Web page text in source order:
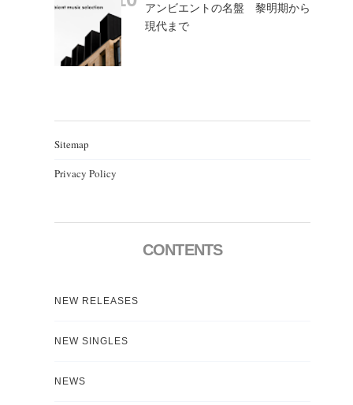
アンビエントの名盤 黎明期から
現代まで
Sitemap
Privacy Policy
CONTENTS
NEW RELEASES
NEW SINGLES
NEWS